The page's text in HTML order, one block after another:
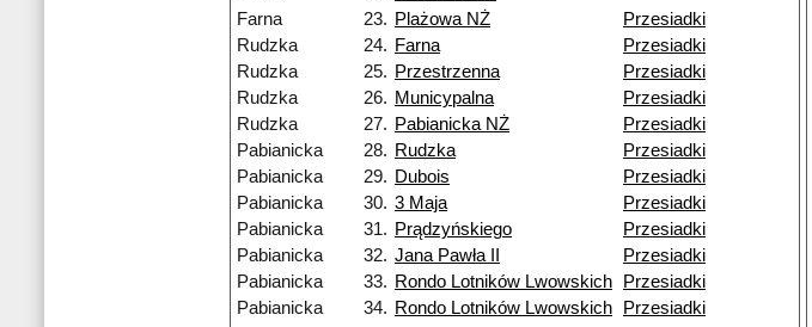
Farna
23. Plażowa NŻ
Przesiadki
Rudzka
24. Farna
Przesiadki
Rudzka
25. Przestrzenna
Przesiadki
Rudzka
26. Municypalna
Przesiadki
Rudzka
27. Pabianicka NŻ
Przesiadki
Pabianicka
28. Rudzka
Przesiadki
Pabianicka
29. Dubois
Przesiadki
Pabianicka
30. 3 Maja
Przesiadki
Pabianicka
31. Prądzyńskiego
Przesiadki
Pabianicka
32. Jana Pawła II
Przesiadki
Pabianicka
33. Rondo Lotników Lwowskich
Przesiadki
Pabianicka
34. Rondo Lotników Lwowskich
Przesiadki